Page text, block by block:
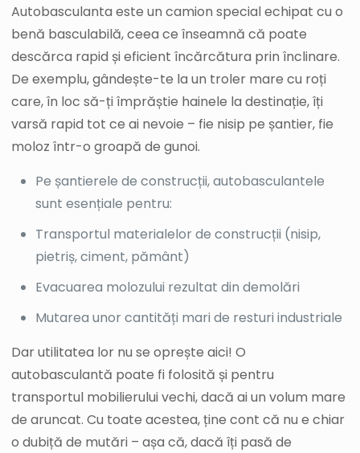
Autobasculanta este un camion special echipat cu o
benă basculabilă, ceea ce înseamnă că poate
descărca rapid și eficient încărcătura prin înclinare.
De exemplu, gândește-te la un troler mare cu roți
care, în loc să-ți împrăștie hainele la destinație, îți
varsă rapid tot ce ai nevoie – fie nisip pe șantier, fie
moloz într-o groapă de gunoi.
Pe șantierele de construcții, autobasculantele
sunt esențiale pentru:
Transportul materialelor de construcții (nisip,
pietriș, ciment, pământ)
Evacuarea molozului rezultat din demolări
Mutarea unor cantități mari de resturi industriale
Dar utilitatea lor nu se oprește aici! O
autobasculantă poate fi folosită și pentru
transportul mobilierului vechi, dacă ai un volum mare
de aruncat. Cu toate acestea, ține cont că nu e chiar
o dubiță de mutări – așa că, dacă îți pasă de